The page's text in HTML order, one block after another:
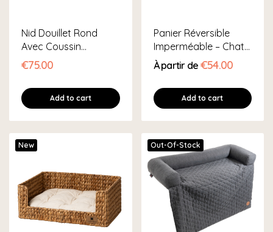
Nid Douillet Rond
Avec Coussin
Amovible
€75.00
Add to cart
Panier Réversible
Imperméable – Chat
& Chien
À partir de €54.00
Add to cart
New Out-Of-Stock